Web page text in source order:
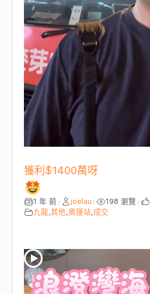
獲利$1400萬呀
1 年 前 / joelau / 198 瀏覽 /
九龍,其他,奧運站,成交